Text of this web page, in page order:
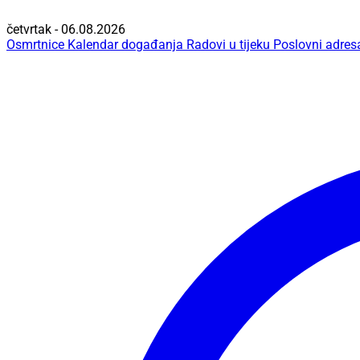
četvrtak - 06.08.2026
Osmrtnice Kalendar događanja Radovi u tijeku Poslovni